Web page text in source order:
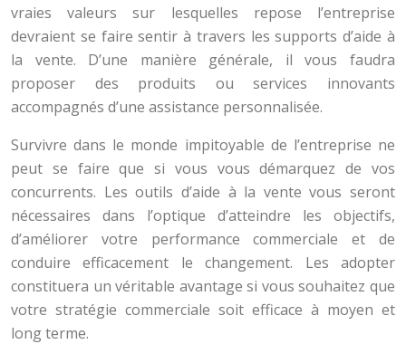
vraies valeurs sur lesquelles repose l’entreprise
devraient se faire sentir à travers les supports d’aide à
la vente. D’une manière générale, il vous faudra
proposer des produits ou services innovants
accompagnés d’une assistance personnalisée.
Survivre dans le monde impitoyable de l’entreprise ne
peut se faire que si vous vous démarquez de vos
concurrents. Les outils d’aide à la vente vous seront
nécessaires dans l’optique d’atteindre les objectifs,
d’améliorer votre performance commerciale et de
conduire efficacement le changement. Les adopter
constituera un véritable avantage si vous souhaitez que
votre stratégie commerciale soit efficace à moyen et
long terme.